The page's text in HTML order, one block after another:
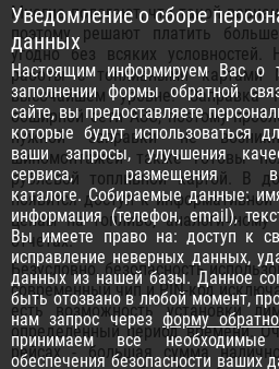
Многие полагают, что такой
поэтому решают платить
угодно без всяких
работы с топливными картами
высочайшем уровне! Заправка
обширной сети АЗС, поэтому
нужной заправки не
шиномонтажей также готовы
рублевой топливной картой. В
появится доступ к
ценам на топливо,
отчетах.
Безусловно, безопасность
современный чип и PIN-код
есть возможность установки
определенный период времени.
рейсах - большая сумма
Уведомление о сборе
данных
Настоящим информируем Вас о
заполнении формы обратной
сайте, вы предоставляете
которые будут использоваться
ваши запросы, улучшения
сервиса,
каталоге. Собираемые данные:
информация (телефон, email),
Вы имеете право на: доступ к
исправление неверных данных,
данных из нашей базы. Данное
быть отозвано в любой момент,
нам запрос через форму
принимаем все
обеспечения безопасности ваших